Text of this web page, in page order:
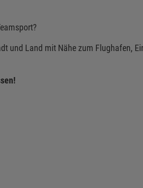
und Land mit Nähe zum Flughafen,